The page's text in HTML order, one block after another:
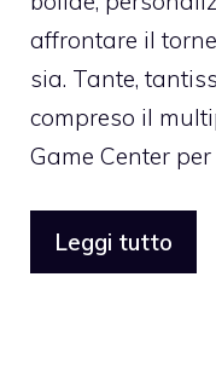
affrontare il
sia. Tante,
compreso il
Game Center
Leggi tutto